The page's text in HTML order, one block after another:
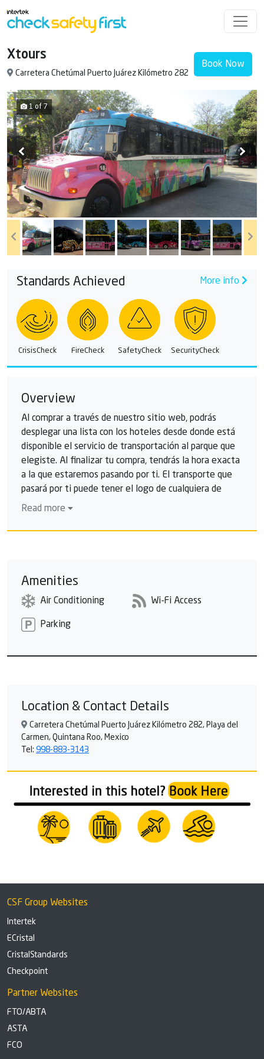
Xtours
Carretera Chetúmal Puerto Juárez Kilómetro 282
Book Now
1 of 7
Standards Achieved More info
CrisisCheck FireCheck SafetyCheck SecurityCheck
Overview
Al comprar a través de nuestro sitio web, podrás
desplegar una lista con los hoteles desde donde está
disponible el servicio de transportación al parque que
elegiste. Al finalizar tu compra, tendrás la hora exacta
a la que estaremos pasando por ti. El transporte que
pasará por ti puede tener el logo de cualquiera de
nuestros parques: Xcaret, Xel-Há, Xplor o Grupo Xcaret.
camioneta o autobús panorámico, dependiendo de la
Read more
Amenities
Air Conditioning Wi-Fi Access
Parking
Location & Contact Details
Carretera Chetúmal Puerto Juárez Kilómetro 282, Playa del
Carmen, Quintana Roo, Mexico
Tel: 998-883-3143
CSF Group Websites
Intertek
ECristal
CristalStandards
Checkpoint
Partner Websites
FTO/ABTA
ASTA
FCO